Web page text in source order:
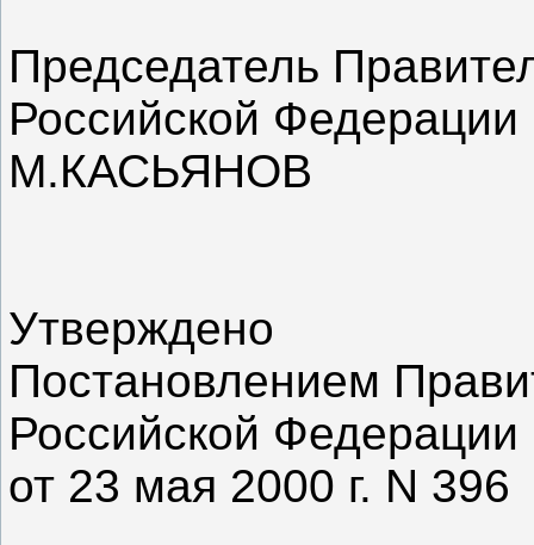
Председатель
Российской Федерации
М.КАСЬЯНОВ
Утверждено
Постановлением
Российской Федерации
от 23 мая 2000 г. N 396